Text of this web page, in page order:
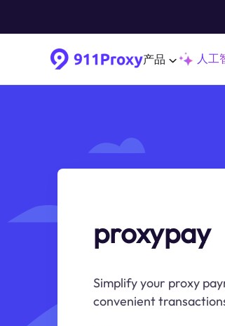
产品 人工
proxypay
Simplify your proxy
convenient